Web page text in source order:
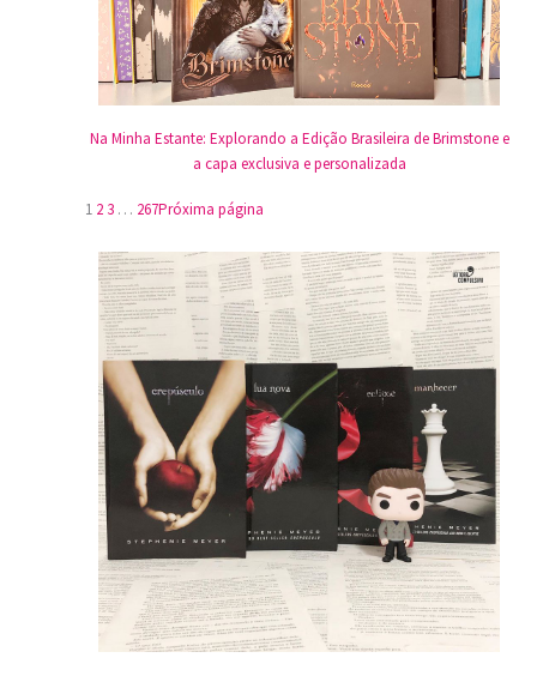
Na Minha Estante: Explorando a Edição Brasileira de Brimstone e
a capa exclusiva e personalizada
1 2 3 … 267Próxima página